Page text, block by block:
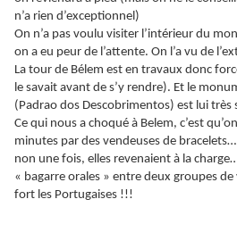
n’a rien d’exceptionnel)
On n’a pas voulu visiter l’intérieur du
on a eu peur de l’attente. On l’a vu de
La tour de Bélem est en travaux donc
le savait avant de s’y rendre). Et le
(Padrao dos Descobrimentos) est lui très
Ce qui nous a choqué à Belem, c’est
minutes par des vendeuses de
non une fois, elles revenaient à la
« bagarre orales » entre deux groupes
fort les Portugaises !!!